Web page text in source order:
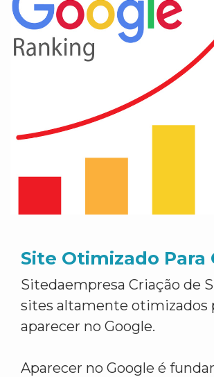
Site Otimizado Para
Sitedaempresa Criação de
sites altamente otimizados
aparecer no Google.
Aparecer no Google é